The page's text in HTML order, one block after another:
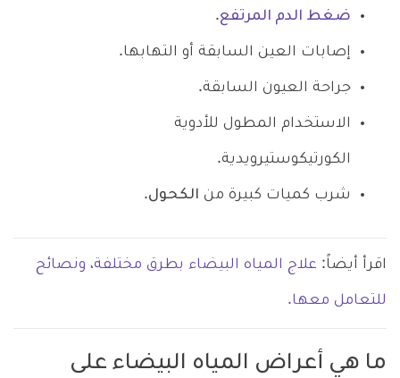
ضغط الدم المرتفع.
إصابات العين السابقة أو التهابها.
جراحة العيون السابقة.
الاستخدام المطول للأدوية
الكورتيكوستيرويدية.
شرب كميات كبيرة من الكحول.
اقرأ أيضاً: علاج المياه البيضاء بطرق مختلفة، ونصائح
للتعامل معها.
ما هي أعراض المياه البيضاء على